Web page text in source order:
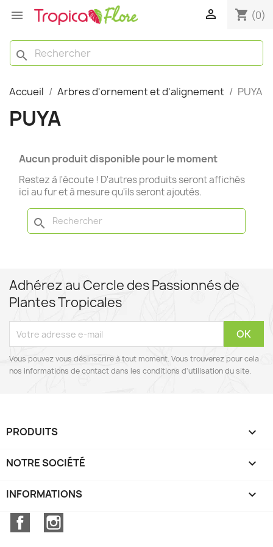
  shopping_cart (0)
search
Accueil Arbres d'ornement et d'alignement PUYA
PUYA
Aucun produit disponible pour le moment
Restez à l'écoute ! D'autres produits seront affichés
ici au fur et à mesure qu'ils seront ajoutés.
search
Adhérez au Cercle des Passionnés de
Plantes Tropicales
Vous pouvez vous désinscrire à tout moment. Vous trouverez pour cela
nos informations de contact dans les conditions d'utilisation du site.
PRODUITS 
NOTRE SOCIÉTÉ 
INFORMATIONS keyboard_arrow_down
Facebook